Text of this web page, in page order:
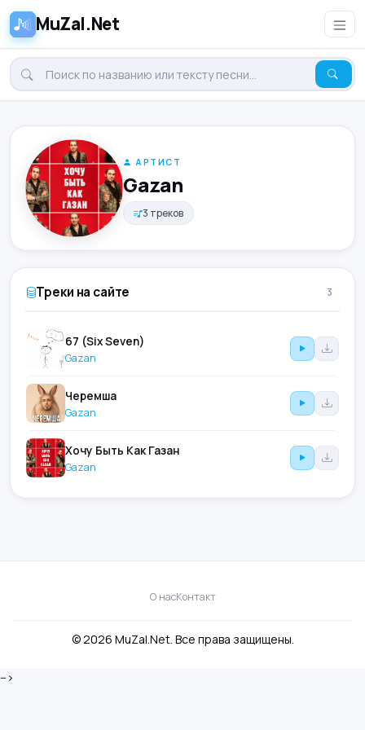
MuZal.Net
АРТИСТ
Gazan
3 треков
Треки на сайте 3
67 (Six Seven)
Gazan
Черемша
Gazan
Хочу Быть Как Газан
Gazan
О насКонтакт
© 2026 MuZal.Net. Все права защищены.
-->